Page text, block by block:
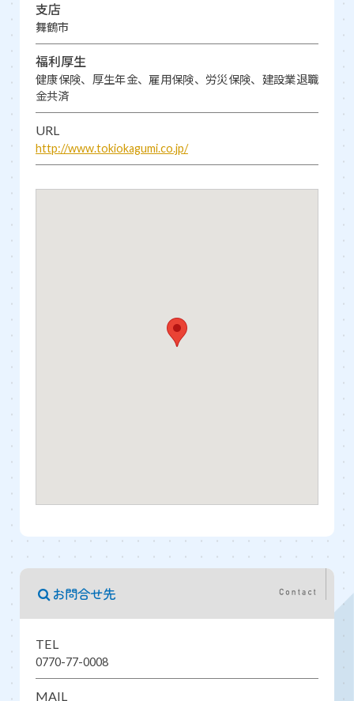
支店
舞鶴市
福利厚生
健康保険、厚生年金、雇用保険、労災保険、建設業退職
金共済
URL
http://www.tokiokagumi.co.jp/
お問合せ先
TEL
0770-77-0008
MAIL